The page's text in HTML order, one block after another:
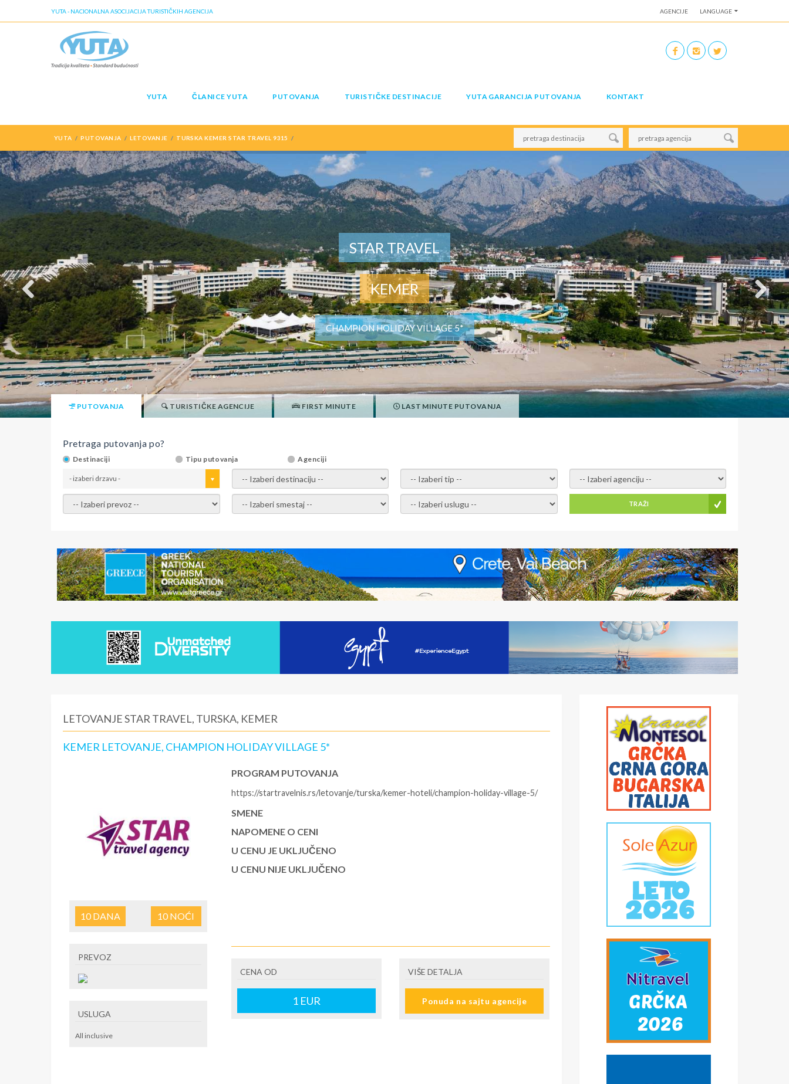
AGENCIJE LANGUAGE
YUTA - NACIONALNA ASOCIJACIJA TURISTIČKIH AGENCIJA
YUTA ČLANICE YUTA PUTOVANJA TURISTIČKE DESTINACIJE YUTA GARANCIJA PUTOVANJA KONTAKT
YUTA PUTOVANJA LETOVANJE TURSKA KEMER STAR TRAVEL 9315
STAR TRAVEL
KEMER
CHAMPION HOLIDAY VILLAGE 5*
PUTOVANJA TURISTIČKE AGENCIJE FIRST MINUTE LAST MINUTE PUTOVANJA
Pretraga putovanja po?
Destinaciji Tipu putovanja Agenciji
- izaberi drzavu - - izaberi destinaciju - - izaberi tip - - izaberi agenciju -
- izaberi prevoz - - Izaberite smestaj - - Izaberite uslugu - TRAŽI
LETOVANJE STAR TRAVEL, TURSKA, KEMER
KEMER LETOVANJE, CHAMPION HOLIDAY VILLAGE 5*
10DANA 10NOĆI
PREVOZ
USLUGA
All inclusive
PROGRAM PUTOVANJA
https://startravelnis.rs/letovanje/turska/kemer-hoteli/champion-holiday-village-5/
SMENE
NAPOMENE O CENI
U CENU JE UKLJUČENO
U CENU NIJE UKLJUČENO
CENA OD
1EUR
VIŠE DETALJA
Ponuda na sajtu agencije